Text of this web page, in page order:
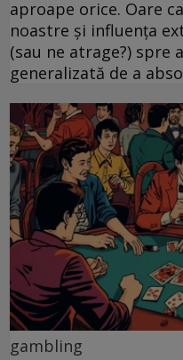
aproape orice. Oare
noastre și influența
(sau ne atrage?) spre
generalizată de a
gambling